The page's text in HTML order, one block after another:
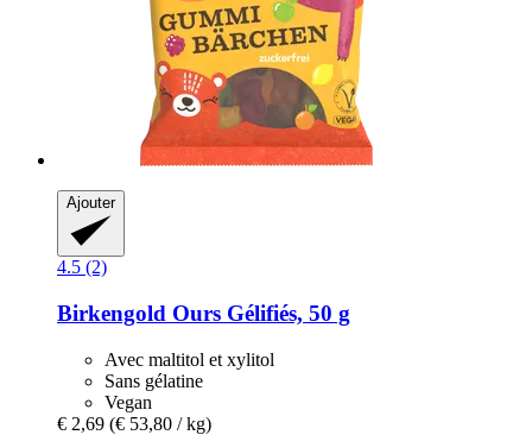
Ajouter
4.5 (2)
Birkengold Ours Gélifiés, 50 g
Avec maltitol et xylitol
Sans gélatine
Vegan
€ 2,69 (€ 53,80 / kg)